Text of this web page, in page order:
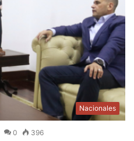
Nacionales
0 396